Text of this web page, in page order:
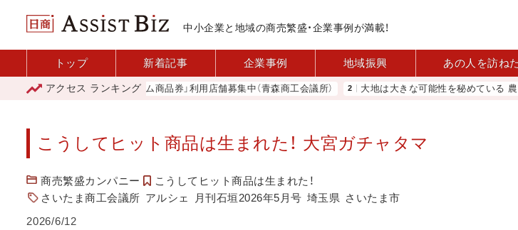
中小企業と地域の商売繁盛・企業事例が満載！
トップ 新着記事 企業事例 地域振興 あの人を訪ね
アクセス ランキング
「青森市プレミアム商品券」利用店舗募集中（青森商工会議所） 大地は大きな可能性を秘めている 農業分野に
こうしてヒット商品は生まれた！ 大宮ガチャタマ
商売繁盛カンパニー
こうしてヒット商品は生まれた！
さいたま商工会議所 アルシェ 月刊石垣2026年5月号 埼玉県 さいたま市
2026/6/12